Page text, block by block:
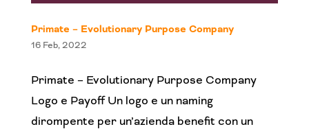
Primate – Evolutionary Purpose Company
16 Feb, 2022
Primate – Evolutionary Purpose Company
Logo e Payoff Un logo e un naming
dirompente per un’azienda benefit con un